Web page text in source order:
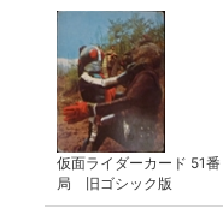
仮面ライダーカード 51
局 旧ゴシック版